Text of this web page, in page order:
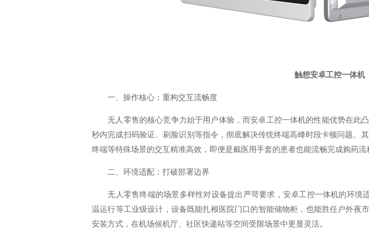
触想安卓工控一体机
一、操作核心：重构交互流畅度​
无人零售的核心竞争力始于用户体验，而安卓工控一体机的性能优势在此
秒内完成扫码验证、刷脸识别等指令，彻底解决传统终端高峰时段卡顿问题。
终端等特殊场景的交互精准高效，即便是戴医用手套的患者也能流畅完成购药流
二、环境适配：打破部署边界​
无人零售终端的场景多样性对设备提出严苛要求，安卓工控一体机的环境
温运行等工业级设计，设备既能扎根医院门口的智能储物柜，也能胜任户外夜
安装方式，在机场候机厅、社区快递站等空间受限场景中更显灵活。​